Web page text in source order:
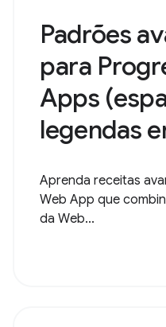
Padrões
para
Apps
legendas
Aprenda receitas
Web App que
da Web...